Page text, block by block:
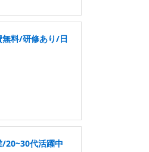
無料/研修あり/日
/20~30代活躍中